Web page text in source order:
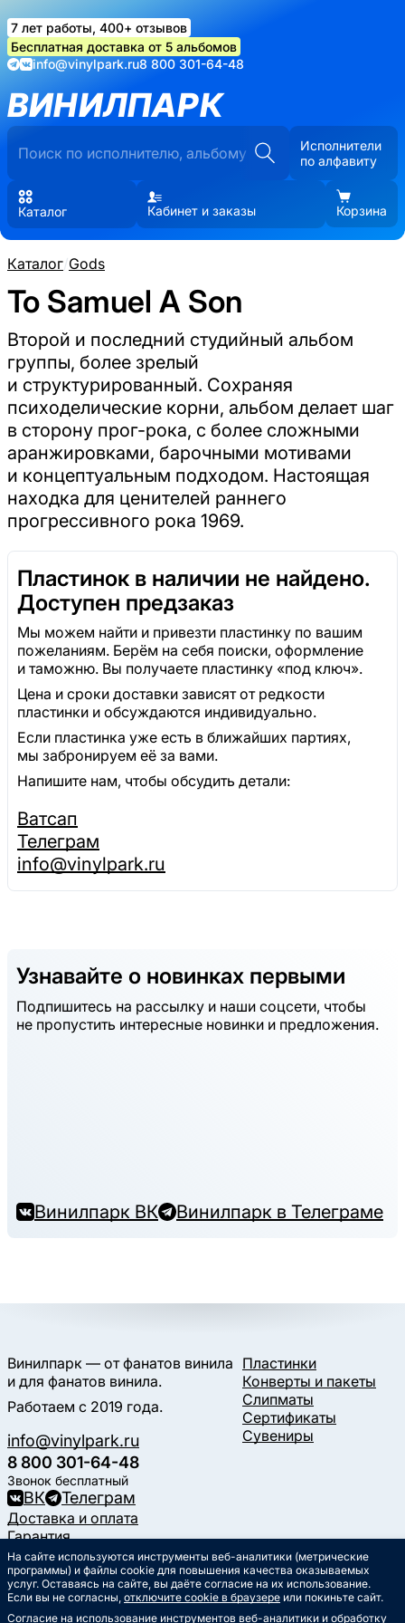
7 лет работы, 400+ отзывов
Бесплатная доставка от 5 альбомов
info@vinylpark.ru8 800 301-64-48
ВИНИЛПАРК
Исполнители
по алфавиту
Каталог Кабинет и заказы Корзина
Каталог/Gods
To Samuel A Son
Второй и последний студийный альбом
группы, более зрелый
и структурированный. Сохраняя
психоделические корни, альбом делает шаг
в сторону прог-рока, с более сложными
аранжировками, барочными мотивами
и концептуальным подходом. Настоящая
находка для ценителей раннего
прогрессивного рока 1969.
Пластинок в наличии не найдено.
Доступен предзаказ
Мы можем найти и привезти пластинку по вашим
пожеланиям. Берём на себя поиски, оформление
и таможню. Вы получаете пластинку «под ключ».
Цена и сроки доставки зависят от редкости
пластинки и обсуждаются индивидуально.
Если пластинка уже есть в ближайших партиях,
мы забронируем её за вами.
Напишите нам, чтобы обсудить детали:
Ватсап
Телеграм
info@vinylpark.ru
Узнавайте о новинках первыми
Подпишитесь на рассылку и наши соцсети, чтобы
не пропустить интересные новинки и предложения.
Винилпарк ВК Винилпарк в Телеграме
Винилпарк — от фанатов винила
и для фанатов винила.
Работаем с 2019 года.
info@vinylpark.ru
8 800 301-64-48
Звонок бесплатный
ВК Телеграм
Пластинки
Конверты и пакеты
Слипматы
Сертификаты
Сувениры
Доставка и оплата
Гарантия
Контакты
Статьи
Музыкальный календарь
Документы
На сайте используются инструменты веб-аналитики (метрические
программы) и файлы cookie для повышения качества оказываемых
услуг. Оставаясь на сайте, вы даёте согласие на их использование.
Если вы не согласны, отключите cookie в браузере или покиньте сайт.
Согласие на использование инструментов веб-аналитики и обработку